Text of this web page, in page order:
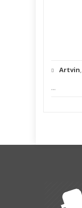
Artvin,
...